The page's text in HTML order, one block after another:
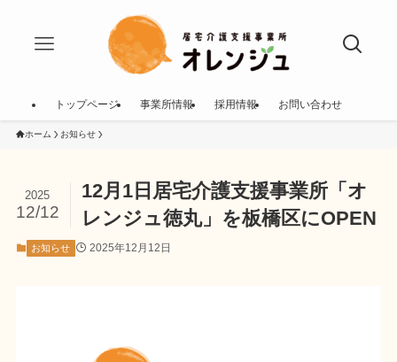
トップページ 事業所情報 採用情報 お問い合わせ
ホーム お知らせ
12月1日居宅介護支援事業所「オ
レンジュ徳丸」を板橋区にOPEN
2025
12/12
お知らせ 2025年12月12日